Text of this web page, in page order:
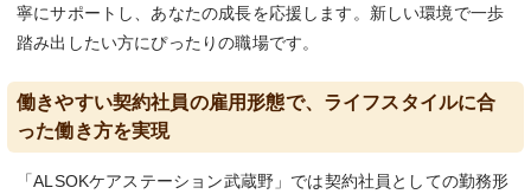
寧にサポートし、あなたの成長を応援します。新しい環境で一歩
踏み出したい方にぴったりの職場です。
働きやすい契約社員の雇用形態で、ライフスタイルに合
った働き方を実現
「ALSOKケアステーション武蔵野」では契約社員としての勤務形